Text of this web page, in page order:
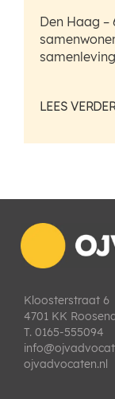
Den Haag
LEES VERDER
Kloosterstraat 6
4701 KK
T. 0165-555094
ojvadvocaten.nl